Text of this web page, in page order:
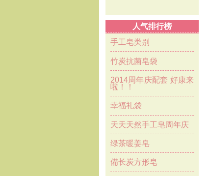
人气排行榜
手工皂类别
竹炭抗菌皂袋
2014周年庆配套 好康来
啦！！
幸福礼袋
天天天然手工皂周年庆
绿茶暖姜皂
備长炭方形皂